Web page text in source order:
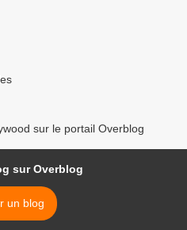
sur le portail Overblog
sur Overblog
un blog